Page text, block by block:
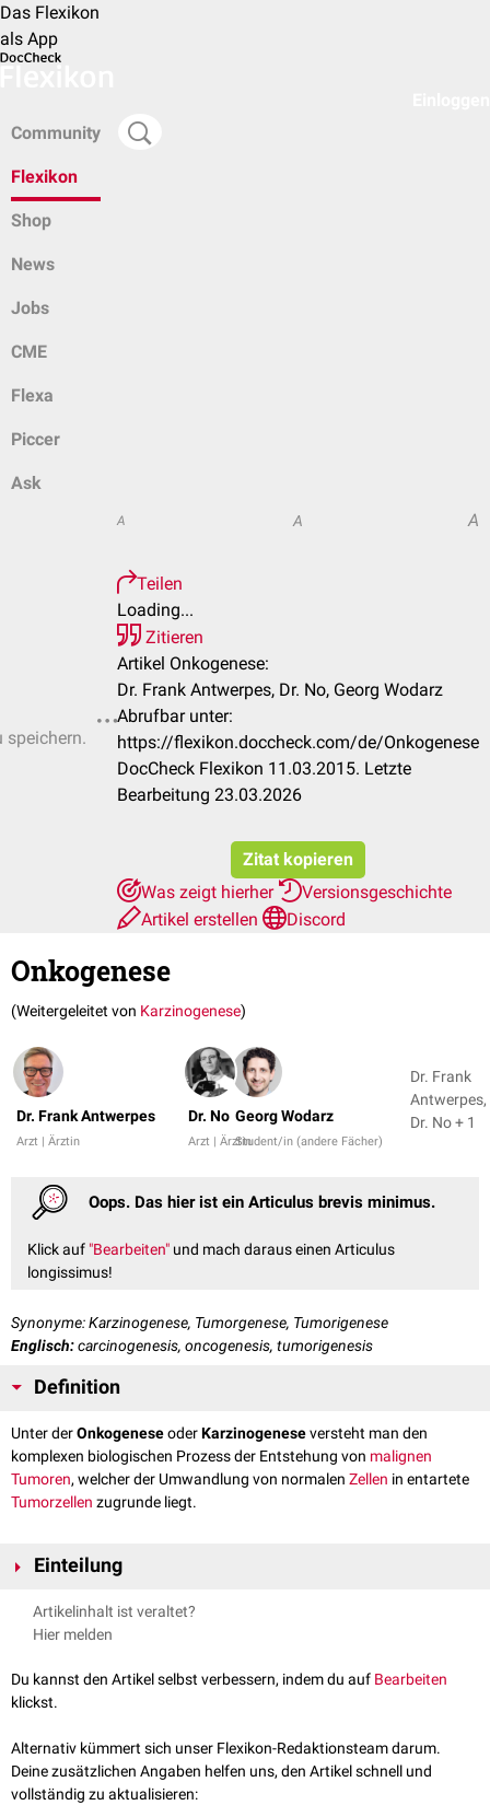
Das Flexikon
als App
Community
Flexikon
Shop
News
Jobs
CME
Flexa
Piccer
Ask
speichern.
A A A
Teilen
Loading...
Zitieren
Artikel Onkogenese:
Dr. Frank Antwerpes, Dr. No, Georg Wodarz
Abrufbar unter:
https://flexikon.doccheck.com/de/Onkogenese
DocCheck Flexikon 11.03.2015. Letzte
Bearbeitung 23.03.2026
Zitat kopieren
Was zeigt hierher
Versionsgeschichte
Artikel erstellen
Discord
Onkogenese
(Weitergeleitet von Karzinogenese)
Dr. Frank Antwerpes
Arzt | Ärztin
Dr. No
Arzt | Ärztin
Georg Wodarz
Student/in (andere Fächer)
Dr. Frank
Antwerpes,
Dr. No + 1
Oops. Das hier ist ein Articulus brevis minimus.
Klick auf "Bearbeiten" und mach daraus einen Articulus
longissimus!
Synonyme: Karzinogenese, Tumorgenese, Tumorigenese
Englisch:carcinogenesis, oncogenesis, tumorigenesis
Definition
Unter derOnkogeneseoderKarzinogeneseversteht man den
komplexen biologischen Prozess der Entstehung von malignen
Tumoren, welcher der Umwandlung von normalen Zellen in entartete
Tumorzellen zugrunde liegt.
Einteilung
Apoptose ), so verändert dieser Schritt die biologische
Potenz der
Zelle.
die Mutation stattgefunden hat, wird durch Wachstumsreize
Im dritten Schritt, der
malignen Transformation
Mutationen statt. Das geschädigte Erbgut kann nun an die
Artikelinhalt ist veraltet?
Hier melden
Du kannst den Artikel selbst verbessern, indem du auf Bearbeiten
klickst.
Alternativ kümmert sich unser Flexikon-Redaktionsteam darum.
Deine zusätzlichen Angaben helfen uns, den Artikel schnell und
vollständig zu aktualisieren: